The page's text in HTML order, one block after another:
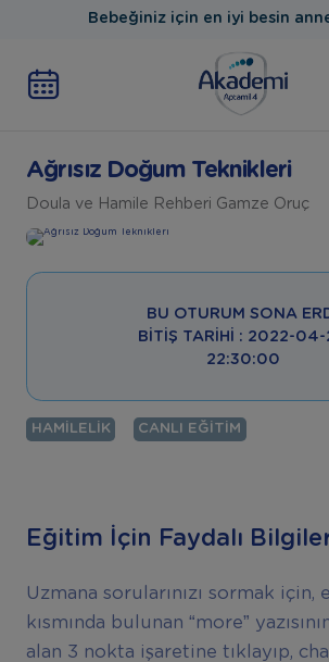
Bebeğiniz için en iyi besin
Ağrısız Doğum Teknikleri
Doula ve Hamile Rehberi Gamze Oruç
BU OTURUM SONA
BITIŞ TARIHI : 2022-
22:30:00
HAMILELIK CANLI EĞITIM
Eğitim İçin Faydalı
Uzmana sorularınızı sormak için,
kısmında bulunan “more”
alan 3 nokta işaretine tıklayıp,